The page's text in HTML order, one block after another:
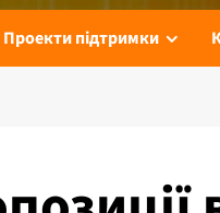
Проекти підтримки